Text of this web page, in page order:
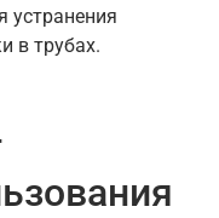
устранения
в трубах.